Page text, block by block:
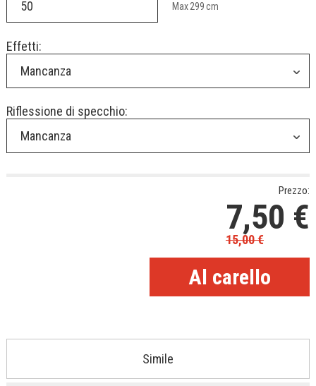
Max299cm
Effetti:
Mancanza
Riflessione di specchio:
Mancanza
Prezzo:
7,50 €
15,00€
Simile